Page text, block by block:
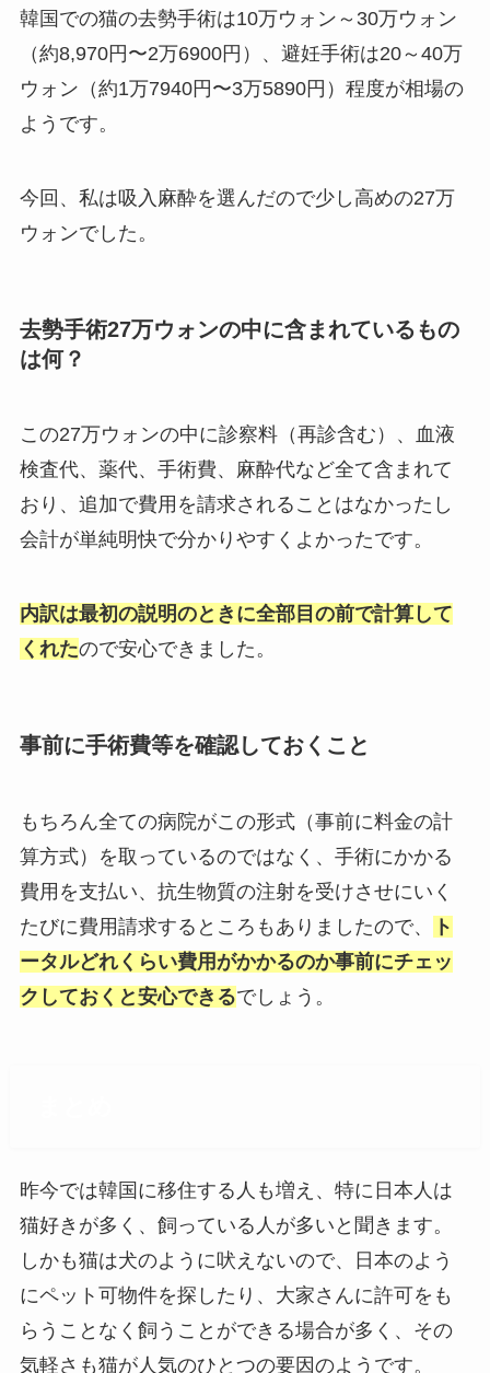
韓国での猫の去勢手術は10万ウォン～30万ウォン
（約8,970円〜2万6900円）、避妊手術は20～40万
ウォン（約1万7940円〜3万5890円）程度が相場の
ようです。
今回、私は吸入麻酔を選んだので少し高めの27万
ウォンでした。
去勢手術27万ウォンの中に含まれているもの
は何？
この27万ウォンの中に診察料（再診含む）、血液
検査代、薬代、手術費、麻酔代など全て含まれて
おり、追加で費用を請求されることはなかったし
会計が単純明快で分かりやすくよかったです。
内訳は最初の説明のときに全部目の前で計算して
くれたので安心できました。
事前に手術費等を確認しておくこと
もちろん全ての病院がこの形式（事前に料金の計
算方式）を取っているのではなく、手術にかかる
費用を支払い、抗生物質の注射を受けさせにいく
たびに費用請求するところもありましたので、
ト
ータルどれくらい費用がかかるのか事前にチェッ
クしておくと安心できるでしょう。
昨今では韓国に移住する人も増え、特に日本人は
猫好きが多く、飼っている人が多いと聞きます。
しかも猫は犬のように吠えないので、日本のよう
にペット可物件を探したり、大家さんに許可をも
らうことなく飼うことができる場合が多く、その
気軽さも猫が人気のひとつの要因のようです。